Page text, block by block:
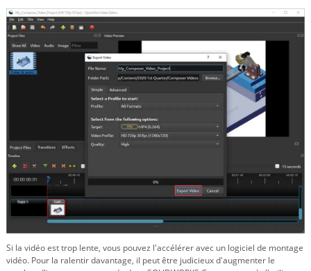
Si la vidéo est trop lente, vous pouvez l'accélérer avec un logiciel de montage
vidéo. Pour la ralentir davantage, il peut être judicieux d'augmenter le